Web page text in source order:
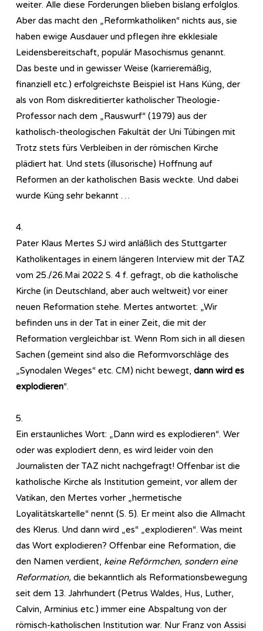
weiter. Alle diese Forderungen blieben bislang erfolglos.
Aber das macht den „Reformkatholiken“ nichts aus, sie
haben ewige Ausdauer und pflegen ihre ekklesiale
Leidensbereitschaft, populär Masochismus genannt.
Das beste und in gewisser Weise (karrieremäßig,
finanziell etc.) erfolgreichste Beispiel ist Hans Küng, der
als von Rom diskreditierter katholischer Theologie-
Professor nach dem „Rauswurf“ (1979) aus der
katholisch-theologischen Fakultät der Uni Tübingen mit
Trotz stets fürs Verbleiben in der römischen Kirche
plädiert hat. Und stets (illusorische) Hoffnung auf
Reformen an der katholischen Basis weckte. Und dabei
wurde Küng sehr bekannt …
4.
Pater Klaus Mertes SJ wird anläßlich des Stuttgarter
Katholikentages in einem längeren Interview mit der TAZ
vom 25./26.Mai 2022 S. 4 f. gefragt, ob die katholische
Kirche (in Deutschland, aber auch weltweit) vor einer
neuen Reformation stehe. Mertes antwortet: „Wir
befinden uns in der Tat in einer Zeit, die mit der
Reformation vergleichbar ist. Wenn Rom sich in all diesen
Sachen (gemeint sind also die Reformvorschläge des
„Synodalen Weges“ etc. CM) nicht bewegt, dann wird es
explodieren“.
5.
Ein erstaunliches Wort: „Dann wird es explodieren“. Wer
oder was explodiert denn, es wird leider voin den
Journalisten der TAZ nicht nachgefragt! Offenbar ist die
katholische Kirche als Institution gemeint, vor allem der
Vatikan, den Mertes vorher „hermetische
Loyalitätskartelle“ nennt (S. 5). Er meint also die Allmacht
des Klerus. Und dann wird „es“ „explodieren“. Was meint
das Wort explodieren? Offenbar eine Reformation, die
den Namen verdient, keine Reförmchen, sondern eine
Reformation, die bekanntlich als Reformationsbewegung
seit dem 13. Jahrhundert (Petrus Waldes, Hus, Luther,
Calvin, Arminius etc.) immer eine Abspaltung von der
römisch-katholischen Institution war. Nur Franz von Assisi